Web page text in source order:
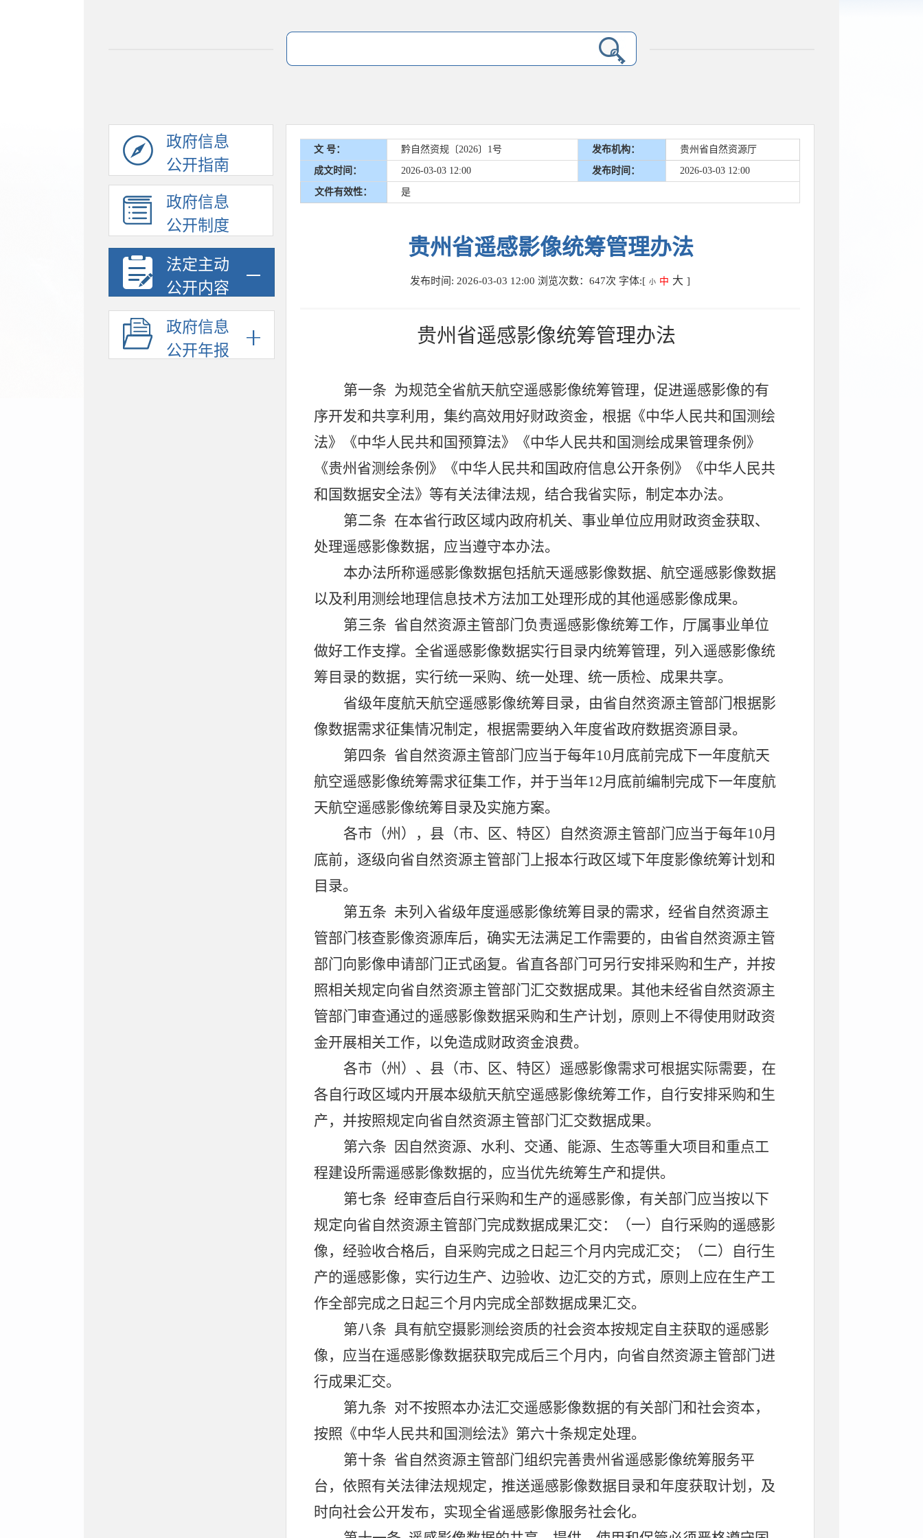
政府信息
公开指南
政府信息
公开制度
法定主动
公开内容
政府信息
公开年报
文 号： 黔自然资规〔2026〕1号 发布机构： 贵州省自然资源厅
成文时间： 2026-03-03 12:00 发布时间： 2026-03-03 12:00
文件有效性： 是
贵州省遥感影像统筹管理办法
发布时间: 2026-03-03 12:00 浏览次数：647次 字体:[ 小 中 大 ]
贵州省遥感影像统筹管理办法
第一条 为规范全省航天航空遥感影像统筹管理，促进遥感影像的有
序开发和共享利用，集约高效用好财政资金，根据《中华人民共和国测绘
法》《中华人民共和 国预算法》《中华人民共和国测绘成果管理条例》
《贵州省测绘条例》《中华人民共和国政府信息公开条例》《中华人民共
和国数据安全法》等有关法律法规，结合我省实际，制定本办法。
第二条 在本省行政区域内政府机关、事业单位应用 财政资金获取、
处理遥感影像数据，应当遵守本办法。
本办法所称遥感影像数据包括航天遥感影像数据、 航空遥感影像数据
以及利用测绘地理信息技术方法加工处理形成的其他遥感影像成果。
第三条 省自然资源主管部门负责遥感影像统筹工作，厅属事业单位
做好工作支撑。 全省遥感影像数据实行目录内统筹管理，列入遥感影像统
筹 目录的数据，实行统一采购、统一处理、统一质检、成果共享。
省级年度航天航空遥感影像统筹目录， 由省自然资源主管部门根据影
像数据需求征集情况制定，根据需要纳入年度省政府数据资源目录。
第四条 省自然资源主管部门应当于每年10月底前完成下一年度航天
航空遥感影像统筹需求征集工作，并于当年12月底前编制完成下一年度航
天航空遥感影像统筹目录及实施方案。
各市（州），县（市、区、特区）自然资源主管部门应当于每年10月
底前，逐级向省自然资源主管部门上报本行政区域下年度影像统筹计划和
目录。
第五条 未列入省级年度遥感影像统筹目录的需求，经省自然资源主
管部门核查影像资源库后，确实无法满足工作需要的，由省自然资源主管
部门向影像申请部门正式函复。 省直各部门可另行安排采购和生产，并按
照相关规定向省自然资源主管部门汇交数据成果。其他未经省自然资源主
管部门审查通过的遥感影像数据采购和生产计划，原则上不得使用财政资
金开展相关工作，以免造成财政资金浪费。
各市（州）、县（市、区、特区）遥感影像需求可根据实际需要，在
各自行政区域内开展本级航天航空遥感影像统筹工作，自行安排采购和生
产，并按照规定向省自然资源主管部门汇交数据成果。
第六条
因自然资源、水利、交通、能源、生态等重大项目和重点工
程建设所需遥感影像数据的，应当优先统筹生产和提供。
第七条 经审查后自行采购和生产的遥感影像，有关部门应当按以下
规定向省自然资源主管部门完成数据成果汇交：（一）自行采购的遥感影
像，经验收合格后，自采购完成之日起三个月内完成汇交；（二）自行生
产的遥感影像，实行边生产、边验收、边汇交的方式，原则上应在生产工
作全部完成之日起三个月内完成全部数据成果汇交。
第八条 具有航空摄影测绘资质的社会资本按规定自主获取的遥感影
像，应当在遥感影像数据获取完成后三个月 内，向省自然资源主管部门进
行成果汇交。
第九条 对不按照本办法汇交遥感影像数据的有关部门和社会资本，
按照《中华人民共和国测绘法》第六十条规定处理。
第十条 省自然资源主管部门组 织完善贵州 省遥感影像统筹服务平
台，依照有关法律法规规定，推送遥感影像数据 目录和年度获取计划 ，及
时向社会公开发布，实现全省遥感影像服务社会化。